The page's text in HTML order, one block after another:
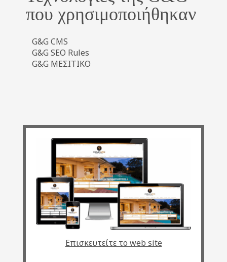
που χρησιμοποιήθηκαν
G&G CMS
G&G SEO Rules
G&G ΜΕΣΙΤΙΚΟ
Επισκευτείτε το web site